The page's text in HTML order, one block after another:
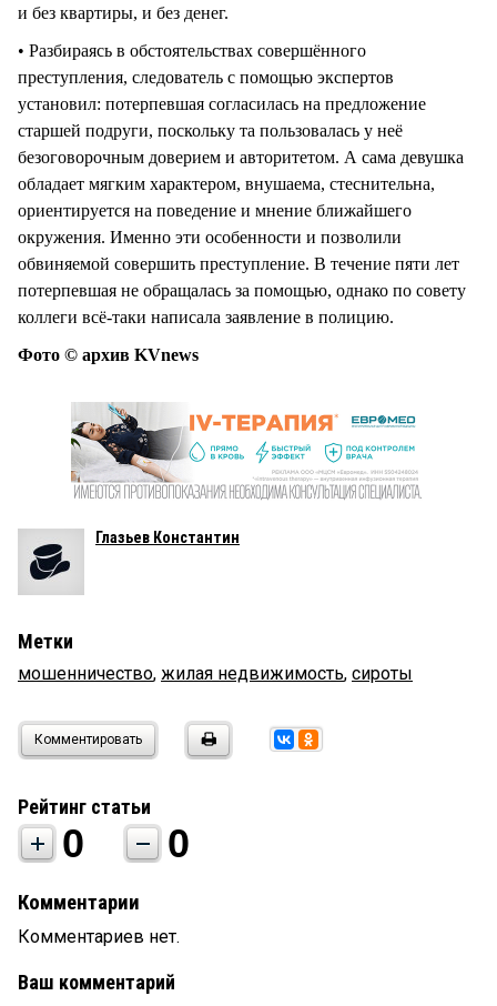
и без квартиры, и без денег.
• Разбираясь в обстоятельствах совершённого
преступления, следователь с помощью экспертов
установил: потерпевшая согласилась на предложение
старшей подруги, поскольку та пользовалась у неё
безоговорочным доверием и авторитетом. А сама девушка
обладает мягким характером, внушаема, стеснительна,
ориентируется на поведение и мнение ближайшего
окружения. Именно эти особенности и позволили
обвиняемой совершить преступление. В течение пяти лет
потерпевшая не обращалась за помощью, однако по совету
коллеги всё-таки написала заявление в полицию.
Фото © архив KVnews
Глазьев Константин
Метки
мошенничество, жилая недвижимость, сироты
Комментировать
Рейтинг статьи
0 0
Комментарии
Комментариев нет.
Ваш комментарий